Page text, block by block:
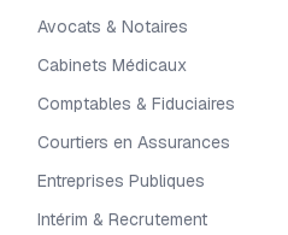
Avocats & Notaires
Cabinets Médicaux
Comptables & Fiduciaires
Courtiers en Assurances
Entreprises Publiques
Intérim & Recrutement